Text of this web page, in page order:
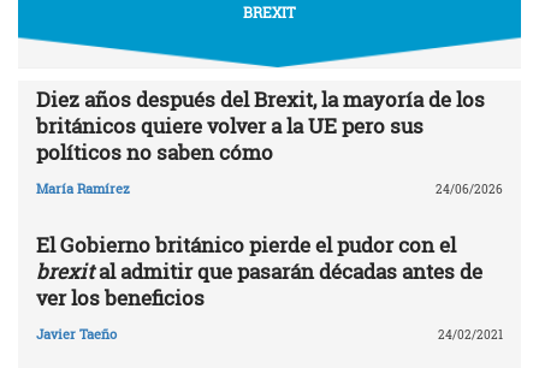
BREXIT
Diez años después del Brexit, la mayoría de los
británicos quiere volver a la UE pero sus
políticos no saben cómo
María Ramírez 24/06/2026
El Gobierno británico pierde el pudor con el
brexital admitir que pasarán décadas antes de
ver los beneficios
Javier Taeño 24/02/2021